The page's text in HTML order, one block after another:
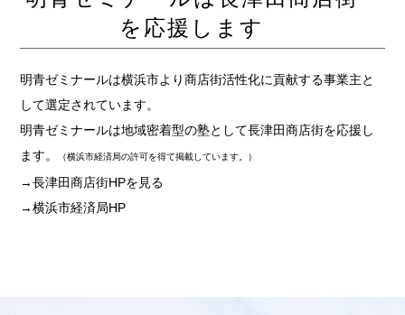
を応援します
明青ゼミナールは横浜市より商店街活性化に貢献する事業主と
して選定されています。
明青ゼミナールは地域密着型の塾として長津田商店街を応援し
ます。
（横浜市経済局の許可を得て掲載しています。）
→長津田商店街HPを見る
→横浜市経済局HP